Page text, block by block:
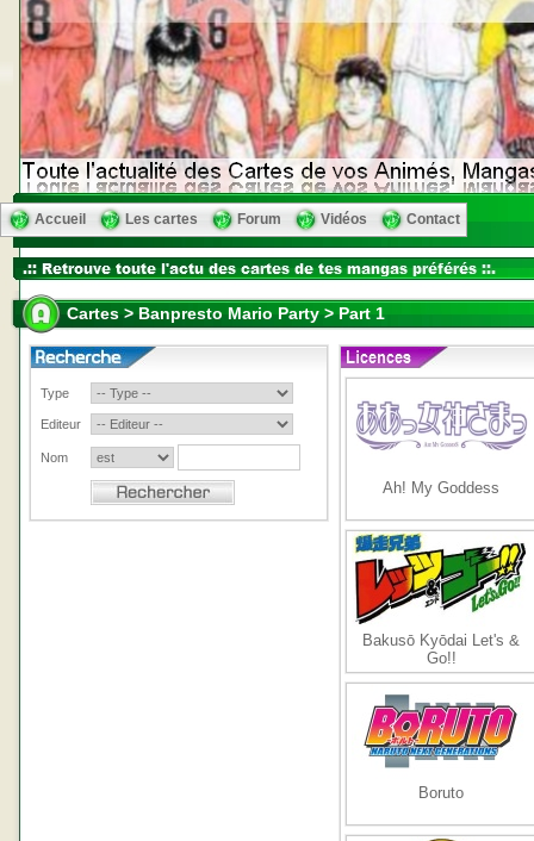
Accueil Les cartes Forum Vidéos Contact
Cartes > Banpresto Mario Party > Part 1
Type
Editeur
Nom
Ah! My Goddess
Bakusō Kyōdai Let's &
Go!!
Boruto